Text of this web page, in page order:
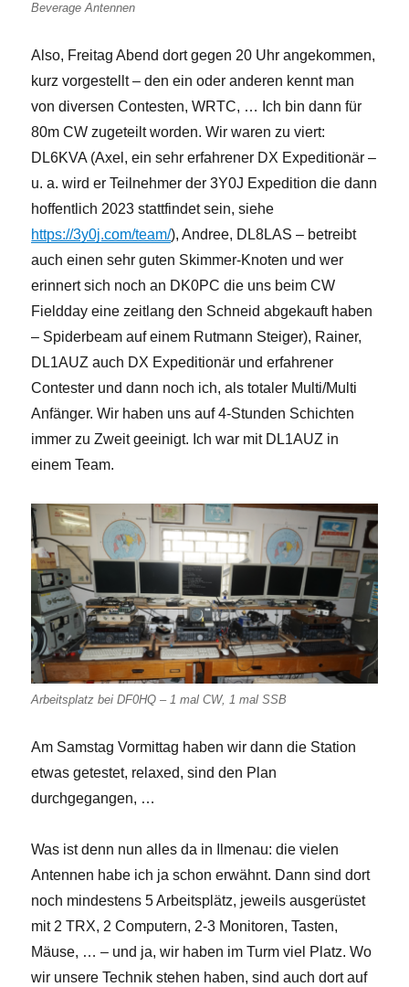
Beverage Antennen
Also, Freitag Abend dort gegen 20 Uhr angekommen,
kurz vorgestellt – den ein oder anderen kennt man
von diversen Contesten, WRTC, … Ich bin dann für
80m CW zugeteilt worden. Wir waren zu viert:
DL6KVA (Axel, ein sehr erfahrener DX Expeditionär –
u. a. wird er Teilnehmer der 3Y0J Expedition die dann
hoffentlich 2023 stattfindet sein, siehe
https://3y0j.com/team/), Andree, DL8LAS – betreibt
auch einen sehr guten Skimmer-Knoten und wer
erinnert sich noch an DK0PC die uns beim CW
Fieldday eine zeitlang den Schneid abgekauft haben
– Spiderbeam auf einem Rutmann Steiger), Rainer,
DL1AUZ auch DX Expeditionär und erfahrener
Contester und dann noch ich, als totaler Multi/Multi
Anfänger. Wir haben uns auf 4-Stunden Schichten
immer zu Zweit geeinigt. Ich war mit DL1AUZ in
einem Team.
Arbeitsplatz bei DF0HQ – 1 mal CW, 1 mal SSB
Am Samstag Vormittag haben wir dann die Station
etwas getestet, relaxed, sind den Plan
durchgegangen, …
Was ist denn nun alles da in Ilmenau: die vielen
Antennen habe ich ja schon erwähnt. Dann sind dort
noch mindestens 5 Arbeitsplätz, jeweils ausgerüstet
mit 2 TRX, 2 Computern, 2-3 Monitoren, Tasten,
Mäuse, … – und ja, wir haben im Turm viel Platz. Wo
wir unsere Technik stehen haben, sind auch dort auf